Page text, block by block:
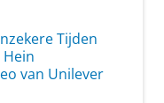
Tijden
van Unilever